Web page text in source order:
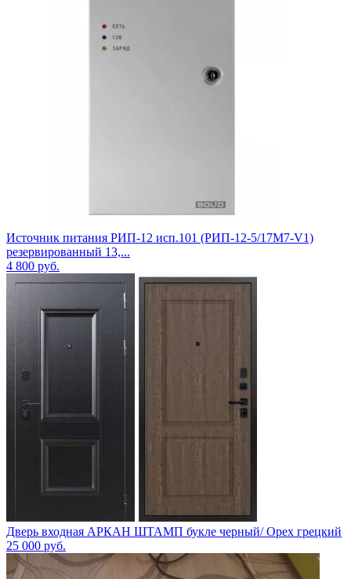
Источник питания РИП-12 исп.101 (РИП-12-5/17М7-V1)
резервированный 13,...
4 800 руб.
Дверь входная АРКАН ШТАМП букле черный/ Орех грецкий
25 000 руб.